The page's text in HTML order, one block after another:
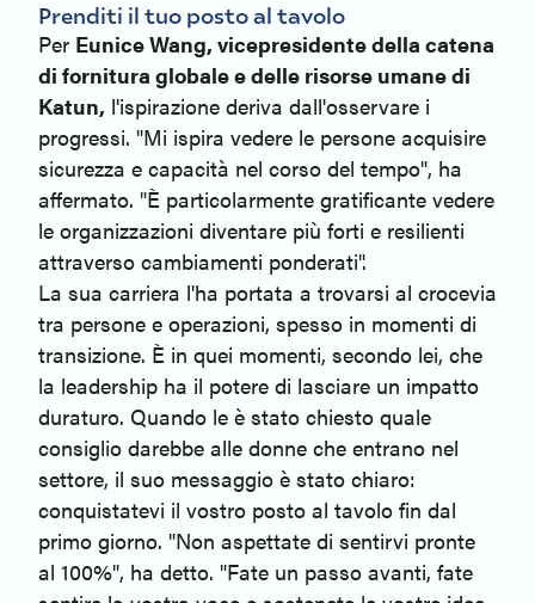
Prenditi il tuo posto al tavolo
Per Eunice Wang, vicepresidente della catena
di fornitura globale e delle risorse umane di
Katun, l'ispirazione deriva dall'osservare i
progressi. "Mi ispira vedere le persone acquisire
sicurezza e capacità nel corso del tempo", ha
affermato. "È particolarmente gratificante vedere
le organizzazioni diventare più forti e resilienti
attraverso cambiamenti ponderati".
La sua carriera l'ha portata a trovarsi al crocevia
tra persone e operazioni, spesso in momenti di
transizione. È in quei momenti, secondo lei, che
la leadership ha il potere di lasciare un impatto
duraturo. Quando le è stato chiesto quale
consiglio darebbe alle donne che entrano nel
settore, il suo messaggio è stato chiaro:
conquistatevi il vostro posto al tavolo fin dal
primo giorno. "Non aspettate di sentirvi pronte
al 100%", ha detto. "Fate un passo avanti, fate